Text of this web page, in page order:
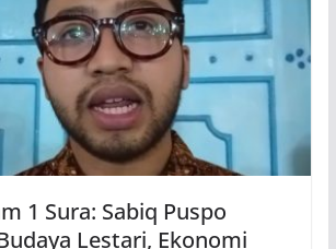
1 Sura: Sabiq Puspo
Lestari, Ekonomi